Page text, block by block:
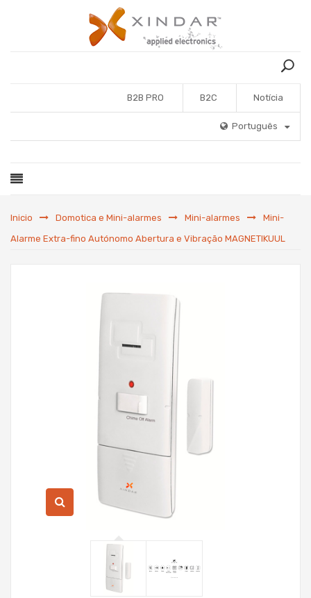
B2B PRO B2C Notícia
Português
Inicio Domotica e Mini-alarmes Mini-alarmes
Mini-
Alarme Extra-fino Autónomo Abertura e Vibração MAGNETIKUUL